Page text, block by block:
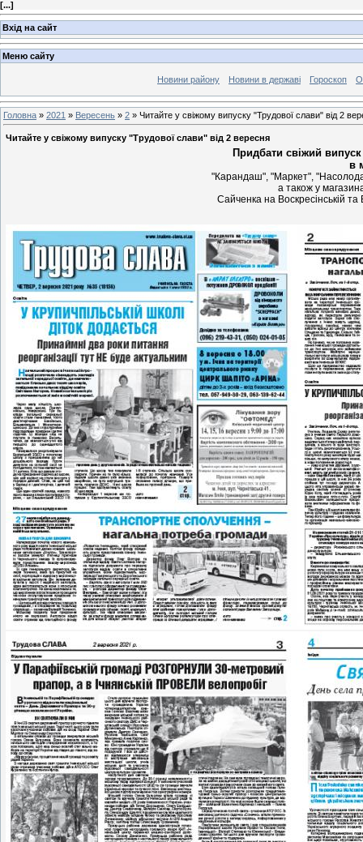
[...]
Вхід на сайт
Меню сайту
Новини району Новини в державі Гороскоп
Головна » 2021 » Вересень » 2 » Читайте у свіжому випуску "Трудової слави" від 2
Читайте у свіжому випуску "Трудової слави" від 2 вересня
Придбати свіжий
в
"Карандаш", "Маркет",
а також у
Сайченка на Воскресінській